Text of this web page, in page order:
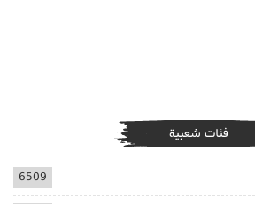
فئات شعبية
6509